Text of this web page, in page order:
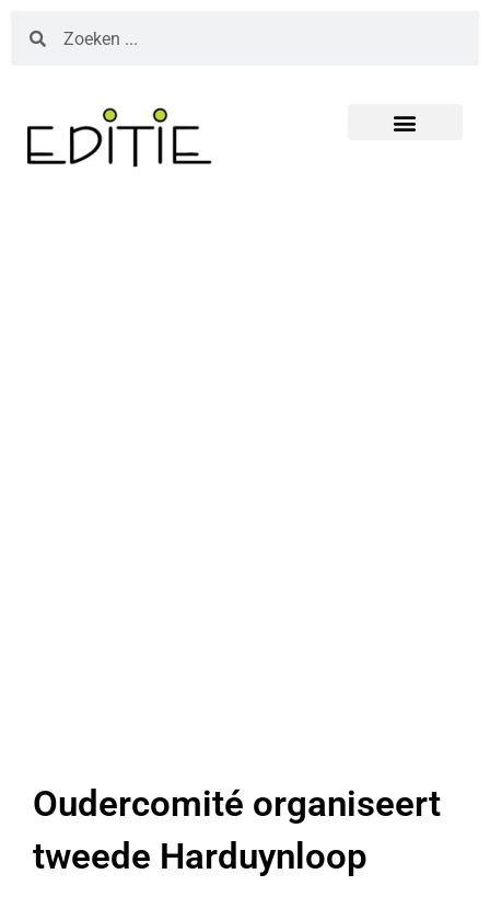
Oudercomité organiseert
tweede Harduynloop